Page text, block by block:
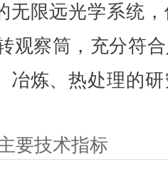
无限远光学系统
观察筒，充分符
冶炼、热处理的
要技术指标